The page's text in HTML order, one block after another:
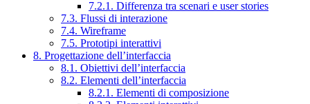
7.2.1. Differenza tra scenari e user stories
7.3. Flussi di interazione
7.4. Wireframe
7.5. Prototipi interattivi
8. Progettazione dell’interfaccia
8.1. Obiettivi dell’interfaccia
8.2. Elementi dell’interfaccia
8.2.1. Elementi di composizione